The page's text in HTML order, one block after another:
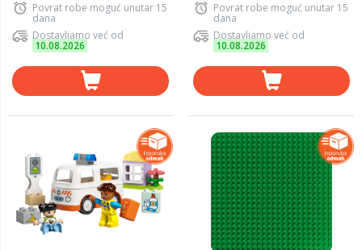
Povrat robe moguć unutar 15
dana
Dostavljamo već od
10.08.2026
Povrat robe moguć unutar 15
dana
Dostavljamo već od
10.08.2026